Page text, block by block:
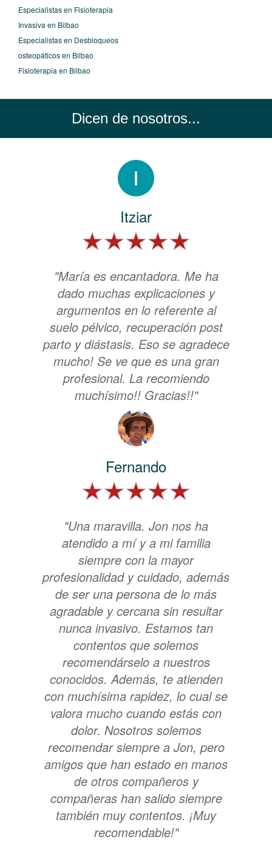
Especialistas en Fisioterapia
Invasiva en Bilbao
Especialistas en Desbloqueos
osteopáticos en Bilbao
Fisioterapia en Bilbao
Dicen de nosotros...
Itziar
"María es encantadora. Me ha
dado muchas explicaciones y
argumentos en lo referente al
suelo pélvico, recuperación post
parto y diástasis. Eso se agradece
mucho! Se ve que es una gran
profesional. La recomiendo
muchísimo!! Gracias!!"
Fernando
"Una maravilla. Jon nos ha
atendido a mí y a mi familia
siempre con la mayor
profesionalidad y cuidado, además
de ser una persona de lo más
agradable y cercana sin resultar
nunca invasivo. Estamos tan
contentos que solemos
recomendárselo a nuestros
conocidos. Además, te atienden
con muchísima rapidez, lo cual se
valora mucho cuando estás con
dolor. Nosotros solemos
recomendar siempre a Jon, pero
amigos que han estado en manos
de otros compañeros y
compañeras han salido siempre
también muy contentos. ¡Muy
recomendable!"